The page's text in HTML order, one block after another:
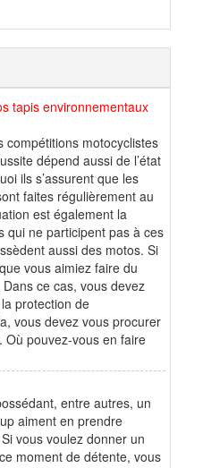
tapis environnementaux
compétitions motocyclistes
dépend aussi de l’état
ils s’assurent que les
faites régulièrement au
est également la
qui ne participent pas à ces
aussi des motos. Si
vous aimiez faire du
ce cas, vous devez
protection de
vous devez vous procurer
Où pouvez-vous en faire
entre autres, un
aiment en prendre
vous voulez donner un
moment de détente, vous